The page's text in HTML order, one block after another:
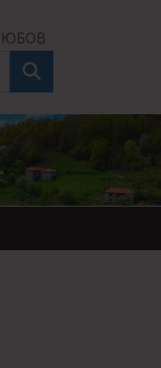
Търсене